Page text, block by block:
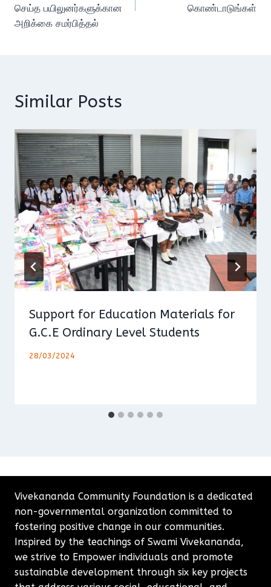
செய்த பயிலுனர்களுக்கான
அறிக்கை சமர்பித்தல்
கொண்டாடுங்கள்
Similar Posts
Support for Education Materials for
G.C.E Ordinary Level Students
28/03/2024
Vivekananda Community Foundation is a dedicated
non-governmental organization committed to
fostering positive change in our communities.
Inspired by the teachings of Swami Vivekananda,
we strive to Empower individuals and promote
sustainable development through six key projects